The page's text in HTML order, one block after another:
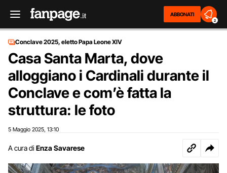
ABBONATI
2
Conclave 2025, eletto Papa Leone XIV
Casa Santa Marta, dove
alloggiano i Cardinali durante il
Conclave e com’è fatta la
struttura: le foto
5 Maggio 2025 13:10
A cura di Enza Savarese